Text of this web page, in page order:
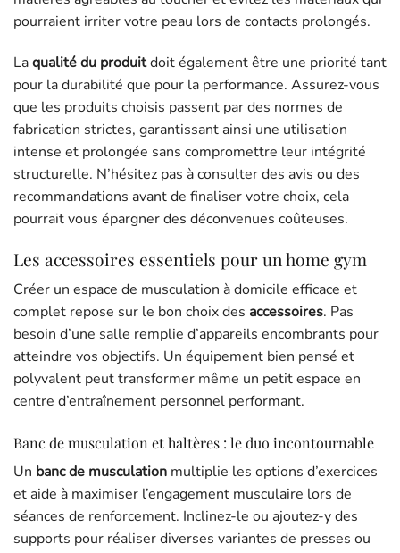
pourraient irriter votre peau lors de contacts prolongés.
Laqualité du produitdoit également être une priorité tant
pour la durabilité que pour la performance. Assurez-vous
que les produits choisis passent par des normes de
fabrication strictes, garantissant ainsi une utilisation
intense et prolongée sans compromettre leur intégrité
structurelle. N’hésitez pas à consulter des avis ou des
recommandations avant de finaliser votre choix, cela
pourrait vous épargner des déconvenues coûteuses.
Les accessoires essentiels pour un home gym
Créer un espace de musculation à domicile efficace et
complet repose sur le bon choix des accessoires. Pas
besoin d’une salle remplie d’appareils encombrants pour
atteindre vos objectifs. Un équipement bien pensé et
polyvalent peut transformer même un petit espace en
centre d’entraînement personnel performant.
Banc de musculation et haltères : le duo incontournable
Un banc de musculation multiplie les options d’exercices
et aide à maximiser l’engagement musculaire lors de
séances de renforcement. Inclinez-le ou ajoutez-y des
supports pour réaliser diverses variantes de presses ou